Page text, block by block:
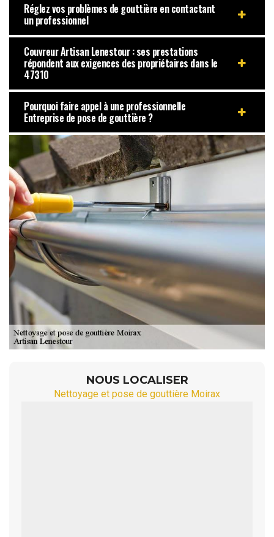
Réglez vos problèmes de gouttière en contactant
un professionnel
Couvreur Artisan Lenestour : ses prestations
répondent aux exigences des propriétaires dans le
47310
Pourquoi faire appel à une professionnelle
Entreprise de pose de gouttière ?
NOUS LOCALISER
Nettoyage et pose de gouttière Moirax